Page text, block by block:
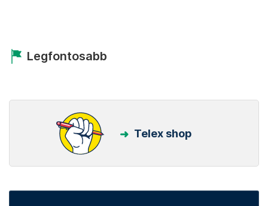
Legfontosabb
Telex shop